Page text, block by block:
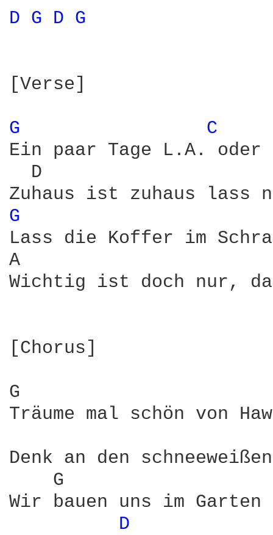
D G D G
[Verse]
G
C
Ein paar Tage L.A. oder
D
G
Lass die Koffer im
A
Wichtig ist doch nur,
[Chorus]
G
Träume mal schön von
Denk an den
G
Wir bauen uns im
D